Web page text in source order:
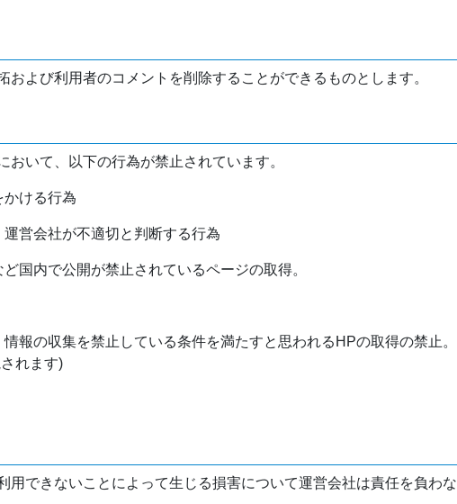
よび利用者のコメントを削除することができるものとします。
いて、以下の行為が禁止されています。
かける行為
営会社が不適切と判断する行為
国内で公開が禁止されているページの取得。
報の収集を禁止している条件を満たすと思われるHPの取得の禁止。
れます)
用できないことによって生じる損害について運営会社は責任を負わな